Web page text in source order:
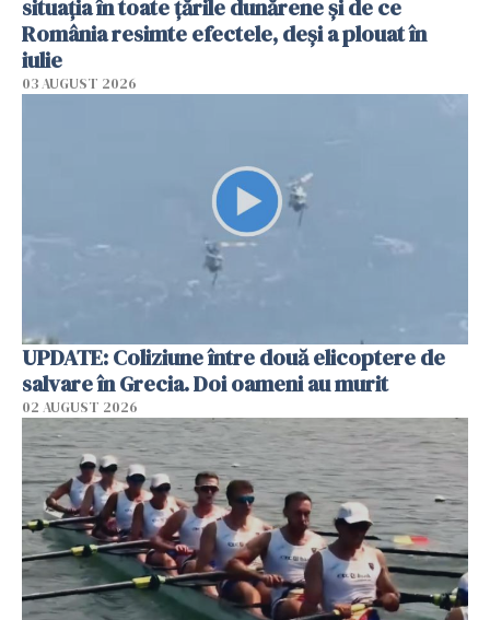
situația în toate țările dunărene și de ce
România resimte efectele, deși a plouat în
iulie
03 AUGUST 2026
UPDATE: Coliziune între două elicoptere de
salvare în Grecia. Doi oameni au murit
02 AUGUST 2026